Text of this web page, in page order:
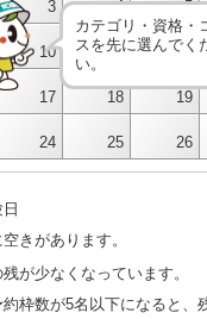
3 4 5
10 11 12
17 18 19
24 25 26
カテゴリ・資格・
スを先に選んでく
い。
きがあります。
が少なくなっています。
約枠数が5名以下になると、